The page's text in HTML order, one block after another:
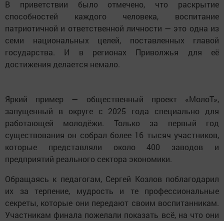
В приветствии было отмечено, что раскрытие
способностей каждого человека, воспитание
патриотичной и ответственной личности — это одна из
семи национальных целей, поставленных главой
государства. И в регионах Приволжья для её
достижения делается немало.
Яркий пример — общественный проект «МолоТ»,
запущенный в округе с 2025 года специально для
работающей молодёжи. Только за первый год
существования он собрал более 16 тысяч участников,
которые представляли около 400 заводов и
предприятий реального сектора экономики.
Обращаясь к педагогам, Сергей Козлов поблагодарил
их за терпение, мудрость и те профессиональные
секреты, которые они передают своим воспитанникам.
Участникам финала пожелали показать всё, на что они